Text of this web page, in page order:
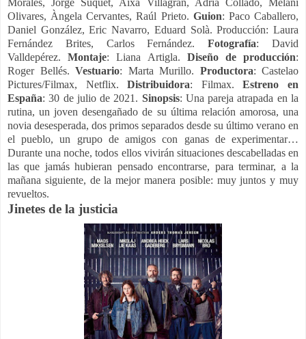
Olivares, Àngela Cervantes, Raúl Prieto. Guion: Paco Caballero,
Daniel González, Eric Navarro, Eduard Solà. Producción: Laura
Fernández Brites, Carlos Fernández.Fotografía: David
Valldepérez.Montaje: Liana Artigla. Diseño de producción:
Roger Bellés. Vestuario: Marta Murillo. Productora: Castelao
Pictures/Filmax, Netflix.Distribuidora: Filmax.Estreno en
España: 30 de julio de 2021. Sinopsis: Una pareja atrapada en la
rutina, un joven desengañado de su última relación amorosa, una
novia desesperada, dos primos separados desde su último verano en
el pueblo, un grupo de amigos con ganas de experimentar…
Durante una noche, todos ellos vivirán situaciones descabelladas en
las que jamás hubieran pensado encontrarse, para terminar, a la
mañana siguiente, de la mejor manera posible: muy juntos y muy
revueltos.
Jinetes de la justicia